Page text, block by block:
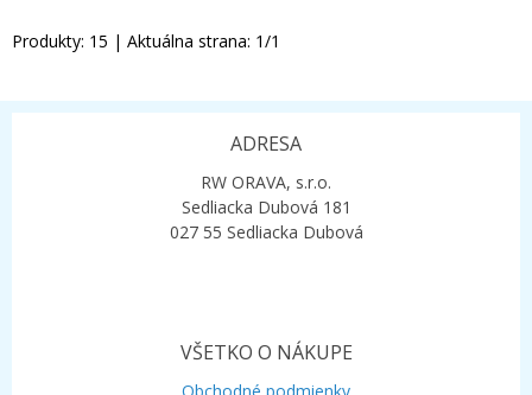
Produkty: 15 | Aktuálna strana: 1/1
ADRESA
RW ORAVA, s.r.o.
Sedliacka Dubová 181
027 55 Sedliacka Dubová
VŠETKO O NÁKUPE